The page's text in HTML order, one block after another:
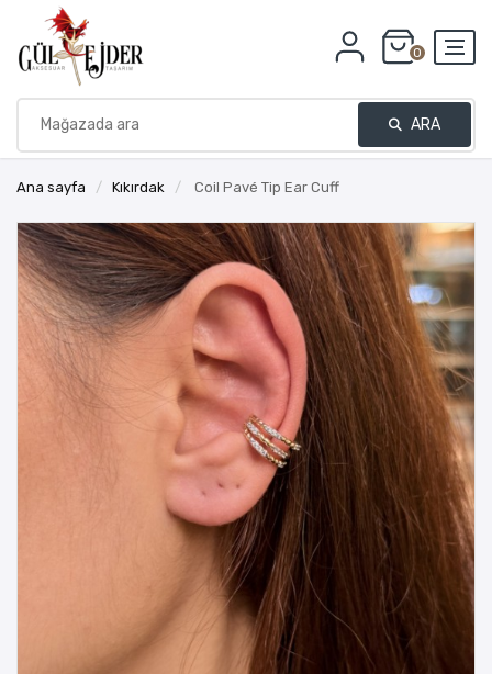
0
ARA
Ana sayfa / Kıkırdak / Coil Pavé Tip Ear Cuff